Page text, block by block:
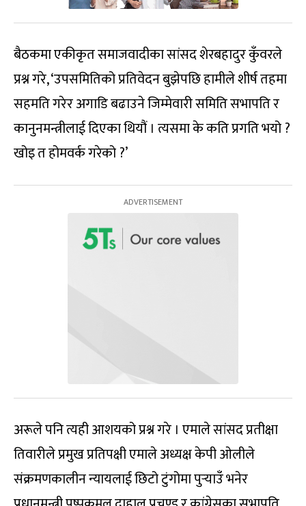
बैठकमा एकीकृत समाजवादीका सांसद शेरबहादुर कुँवरले
प्रश्न गरे, ‘उपसमितिको प्रतिवेदन बुझेपछि हामीले शीर्ष तहमा
सहमति गरेर अगाडि बढाउने जिम्मेवारी समिति सभापति र
कानुनमन्त्रीलाई दिएका थियौं । त्यसमा के कति प्रगति भयो ?
खोइ त होमवर्क गरेको ?’
अरूले पनि त्यही आशयको प्रश्न गरे । एमाले सांसद प्रतीक्षा
तिवारीले प्रमुख प्रतिपक्षी एमाले अध्यक्ष केपी ओलीले
संक्रमणकालीन न्यायलाई छिटो टुंगोमा पुर्‍याउँ भनेर